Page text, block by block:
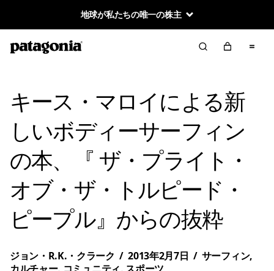
地球が私たちの唯一の株主
キース・マロイによる新
しいボディーサーフィン
の本、『 ザ・プライト・
オブ・ザ・トルピード・
ピープル』からの抜粋
ジョン・R.K.・クラーク / 2013年2月7日 / サーフィン,